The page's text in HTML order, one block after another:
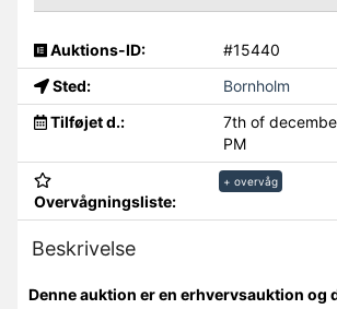
Auktions-ID:
#15440
Sted:
Bornholm
Tilføjet d.:
7th of
PM
Overvågningsliste:
+ overvåg
Beskrivelse
Denne auktion er en erhvervsauktion og